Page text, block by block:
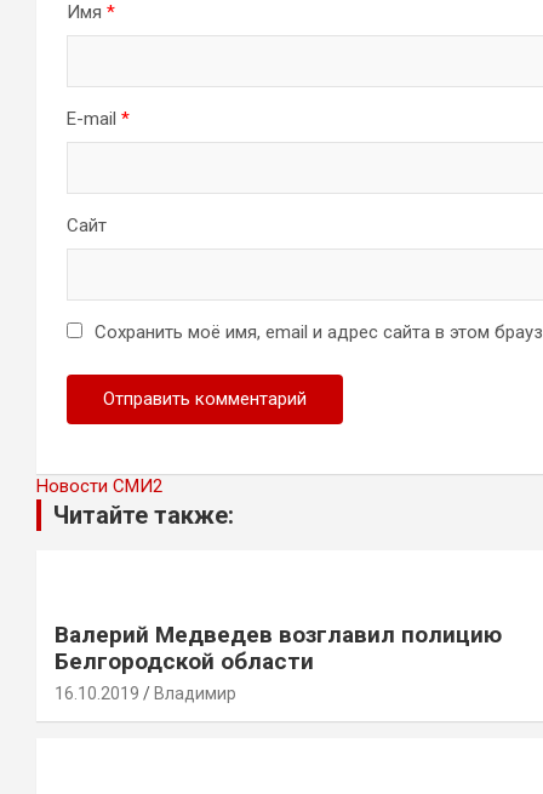
Имя *
E-mail *
Сайт
Сохранить моё имя, email и адрес сайта в этом
Новости СМИ2
Читайте также:
Валерий Медведев возглавил полицию
Белгородской области
16.10.2019 Владимир